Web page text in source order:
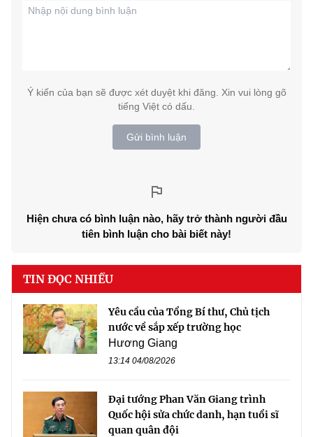
Ý kiến của bạn sẽ được xét duyệt khi đăng. Xin vui lòng gõ
tiếng Việt có dấu.
Gửi bình luận
Hiện chưa có bình luận nào, hãy trở thành người đầu
tiên bình luận cho bài biết này!
TIN ĐỌC NHIỀU
Yêu cầu của Tổng Bí thư, Chủ tịch
nước về sắp xếp trường học
Hương Giang
13:14 04/08/2026
Đại tướng Phan Văn Giang trình
Quốc hội sửa chức danh, hạn tuổi sĩ
quan quân đội